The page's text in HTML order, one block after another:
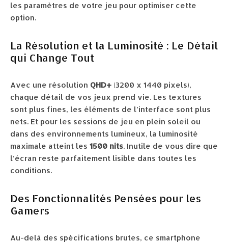
les paramètres de votre jeu pour optimiser cette
option.
La Résolution et la Luminosité : Le Détail
qui Change Tout
Avec une résolution QHD+ (3200 x 1440 pixels),
chaque détail de vos jeux prend vie. Les textures
sont plus fines, les éléments de l’interface sont plus
nets. Et pour les sessions de jeu en plein soleil ou
dans des environnements lumineux, la luminosité
maximale atteint les 1500 nits. Inutile de vous dire que
l’écran reste parfaitement lisible dans toutes les
conditions.
Des Fonctionnalités Pensées pour les
Gamers
Au-delà des spécifications brutes, ce smartphone